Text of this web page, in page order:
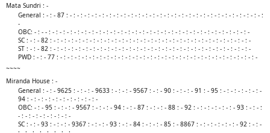
Mata Sundri : -
General : - : - 87 : - : - : - : - : - : - : - : - : - : - : - : - : - : - : - : - : - : - : - : - : - : - : - : - : - : - : - :
-
OBC: - : - - : - : - : - : - : - : - : - : - : - : - : - : - : - : - : - : - : - : - : - : - : - : - : - : - : - : - : - : -
SC : - : - 82 : - : - : - : - : - : - : - : - : - : - : - : - : - : - : - : - : - : - : - : - : - : - : - : - : - : - : - : -
ST : - : - 82 : - : - : - : - : - : - : - : - : - : - : - : - : - : - : - : - : - : - : - : - : - : - : - : - : - : - : - : -
PWD : - : - 77 : - : - : - : - : - : - : - : - : - : - : - : - : - : - : - : - : - : - : - : - : - : - : - : - : - : - : - : -​
~~~~
Miranda House : -
General : - : - 9625 : - : - : - 9633 : - : - : - 9567 : - : - 90 : - : - : - 91 : - 95 : - : - : - : - : - : -
94 : - : - : - : - : - : - : - : - : - : -
OBC: - : - 95 : - : - : - 9567 : - : - : - 94 : - : - 87 : - : - : - 88 : - 92 : - : - : - : - : - : - 93 : - : - :
- : - : - : - : - : - : - : -
SC : - : - 93 : - : - : - 9367 : - : - : - 93 : - : - 84 : - : - : - 85 : - 8867 : - : - : - : - : - : - 92 : - : -